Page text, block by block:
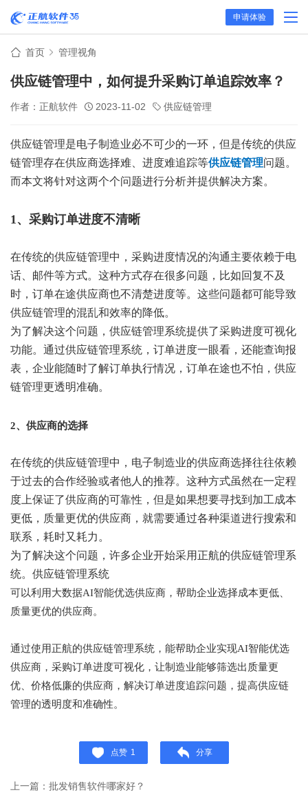
申请体验
首页 管理视角
供应链管理中，如何提升采购订单追踪效率？
作者：正航软件 2023-11-02 供应链管理
供应链管理是电子制造业必不可少的一环，但是传统的供应
链管理存在供应商选择难、进度难追踪等供应链管理问题。
而本文将针对这两个个问题进行分析并提供解决方案。
1、采购订单进度不清晰
在传统的供应链管理中，采购进度情况的沟通主要依赖于电
话、邮件等方式。这种方式存在很多问题，比如回复不及
时，订单在途供应商也不清楚进度等。这些问题都可能导致
供应链管理的混乱和效率的降低。
为了解决这个问题，供应链管理系统提供了采购进度可视化
功能。通过供应链管理系统，订单进度一眼看，还能查询报
表，企业能随时了解订单执行情况，订单在途也不怕，供应
链管理更透明准确。
2、供应商的选择
在传统的供应链管理中，电子制造业的供应商选择往往依赖
于过去的合作经验或者他人的推荐。这种方式虽然在一定程
度上保证了供应商的可靠性，但是如果想要寻找到加工成本
更低，质量更优的供应商，就需要通过各种渠道进行搜索和
联系，耗时又耗力。
为了解决这个问题，许多企业开始采用正航的供应链管理系
统。供应链管理系统
可以利用大数据AI智能优选供应商，帮助企业选择成本更低、
质量更优的供应商。
通过使用正航的供应链管理系统，能帮助企业实现AI智能优选
供应商，采购订单进度可视化，让制造业能够筛选出质量更
优、价格低廉的供应商，解决订单进度追踪问题，提高供应链
管理的透明度和准确性。
点赞 1 分享
上一篇：批发销售软件哪家好？